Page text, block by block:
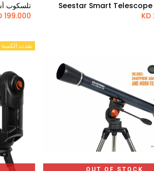
Seestar Smart Telescope
199.000
KD
OUT OF STOCK
نفدت الكمية